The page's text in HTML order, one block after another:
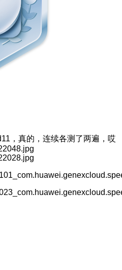
，真的，连续各测了两遍，哎